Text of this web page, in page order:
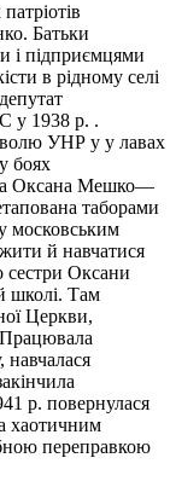
Батьки
і підприємцями
в рідному селі
у 1938 р. .
УНР у у лавах
боях
Оксана Мешко—
таборами
московським
й навчатися
сестри Оксани
школі. Там
Церкви,
Працювала
навчалася
р. повернулася
хаотичним
переправкою